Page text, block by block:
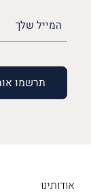
אודותינו